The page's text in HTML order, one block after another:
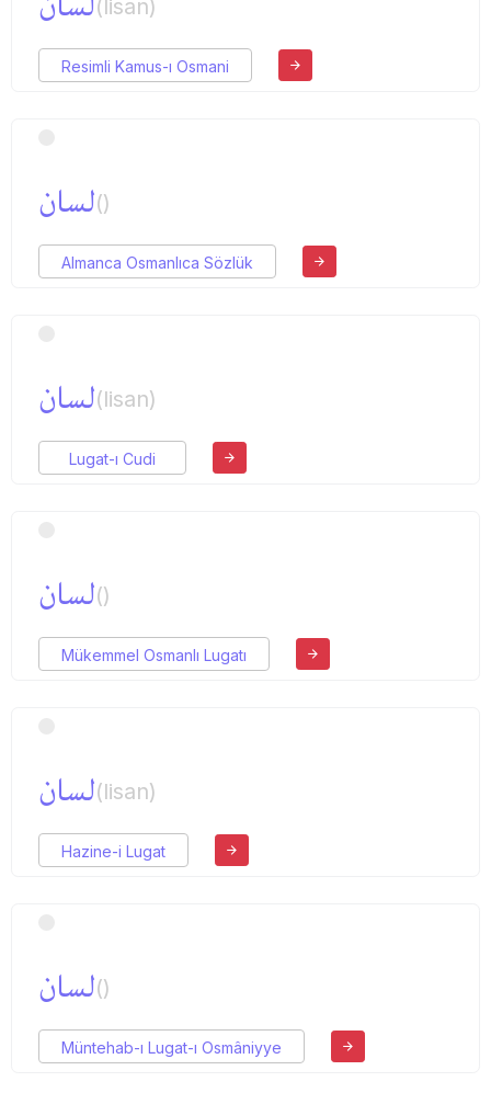
(lisan)
Resimli Kamus-ı Osmani
لسان()
Almanca Osmanlıca Sözlük
لسان(lisan)
Lugat-ı Cudi
لسان()
Mükemmel Osmanlı Lugatı
لسان(lisan)
Hazine-i Lugat
لسان()
Müntehab-ı Lugat-ı Osmâniyye